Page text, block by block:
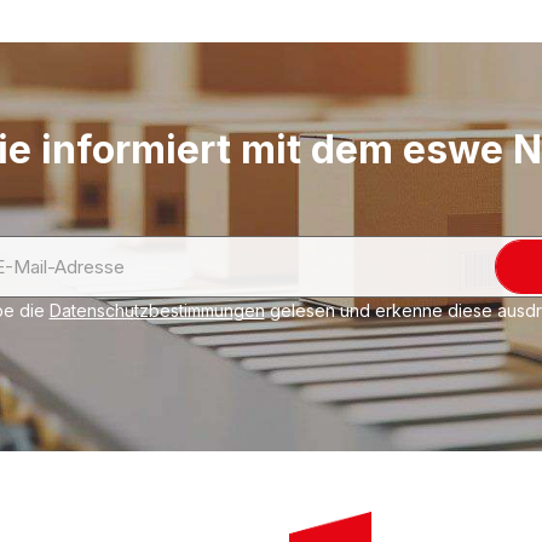
Produktlinie TOP:
informiert mit dem eswe
die Datenschutzbestimmungengelesen und erkenne diese